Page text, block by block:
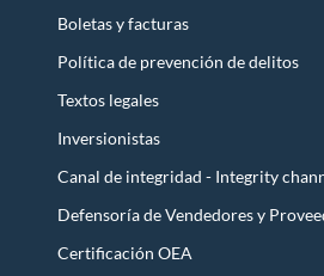
Boletas y facturas
Política de prevención de delitos
Textos legales
Inversionistas
Canal de integridad - Integrity
Defensoría de Vendedores y
Certificación OEA